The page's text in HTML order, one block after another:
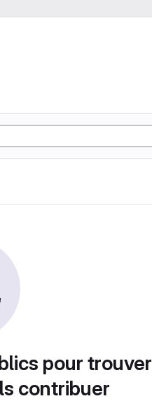
pour trouver
contribuer